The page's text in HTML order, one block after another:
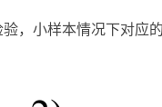
，小样本情况下对应